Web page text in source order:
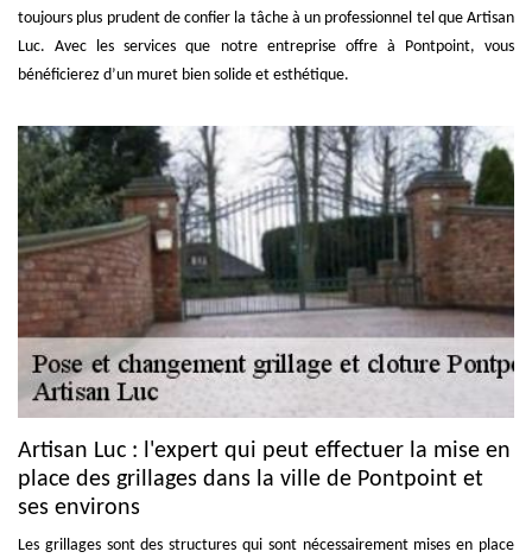
toujours plus prudent de confier la tâche à un professionnel tel que Artisan
Luc. Avec les services que notre entreprise offre à Pontpoint, vous
bénéficierez d’un muret bien solide et esthétique.
Artisan Luc : l'expert qui peut effectuer la mise en
place des grillages dans la ville de Pontpoint et
ses environs
Les grillages sont des structures qui sont nécessairement mises en place